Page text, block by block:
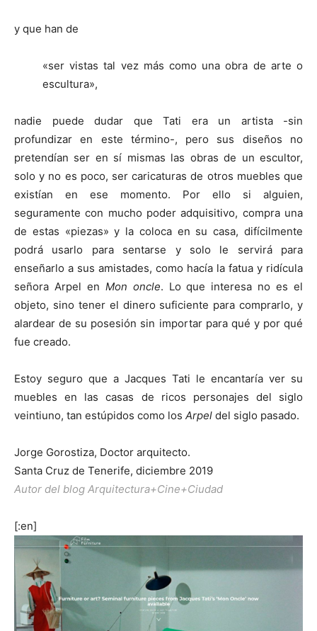
y que han de
«ser vistas tal vez más como una obra de arte o
escultura»,
nadie puede dudar que Tati era un artista -sin
profundizar en este término-, pero sus diseños no
pretendían ser en sí mismas las obras de un escultor,
solo y no es poco, ser caricaturas de otros muebles que
existían en ese momento. Por ello si alguien,
seguramente con mucho poder adquisitivo, compra una
de estas «piezas» y la coloca en su casa, difícilmente
podrá usarlo para sentarse y solo le servirá para
enseñarlo a sus amistades, como hacía la fatua y ridícula
señora Arpel en Mon oncle. Lo que interesa no es el
objeto, sino tener el dinero suficiente para comprarlo, y
alardear de su posesión sin importar para qué y por qué
fue creado.
Estoy seguro que a Jacques Tati le encantaría ver su
muebles en las casas de ricos personajes del siglo
veintiuno, tan estúpidos como los Arpel del siglo pasado.
Jorge Gorostiza, Doctor arquitecto.
Santa Cruz de Tenerife, diciembre 2019
Autor del blog Arquitectura+Cine+Ciudad
[:en]